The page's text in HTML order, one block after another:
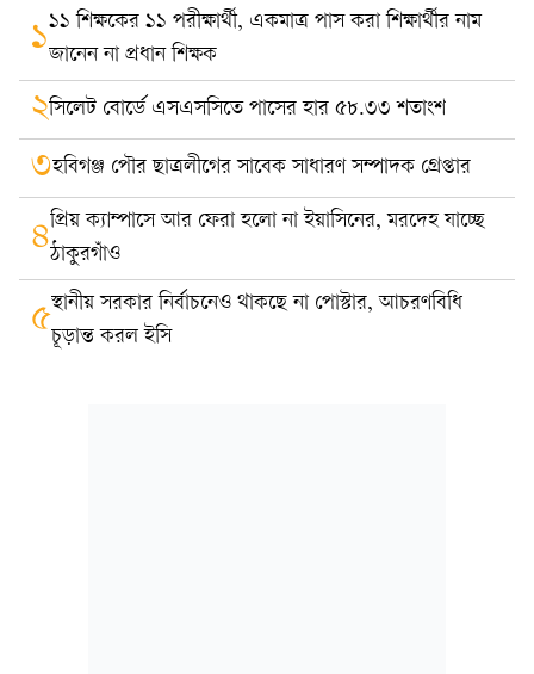
১১১ শিক্ষকের ১১ পরীক্ষার্থী, একমাত্র পাস করা শিক্ষার্থীর নাম
জানেন না প্রধান শিক্ষক
২সিলেট বোর্ডে এসএসসিতে পাসের হার ৫৮.৩৩ শতাংশ
৩হবিগঞ্জ পৌর ছাত্রলীগের সাবেক সাধারণ সম্পাদক গ্রেপ্তার
৪প্রিয় ক্যাম্পাসে আর ফেরা হলো না ইয়াসিনের, মরদেহ যাচ্ছে
ঠাকুরগাঁও
৫স্থানীয় সরকার নির্বাচনেও থাকছে না পোস্টার, আচরণবিধি
চূড়ান্ত করল ইসি